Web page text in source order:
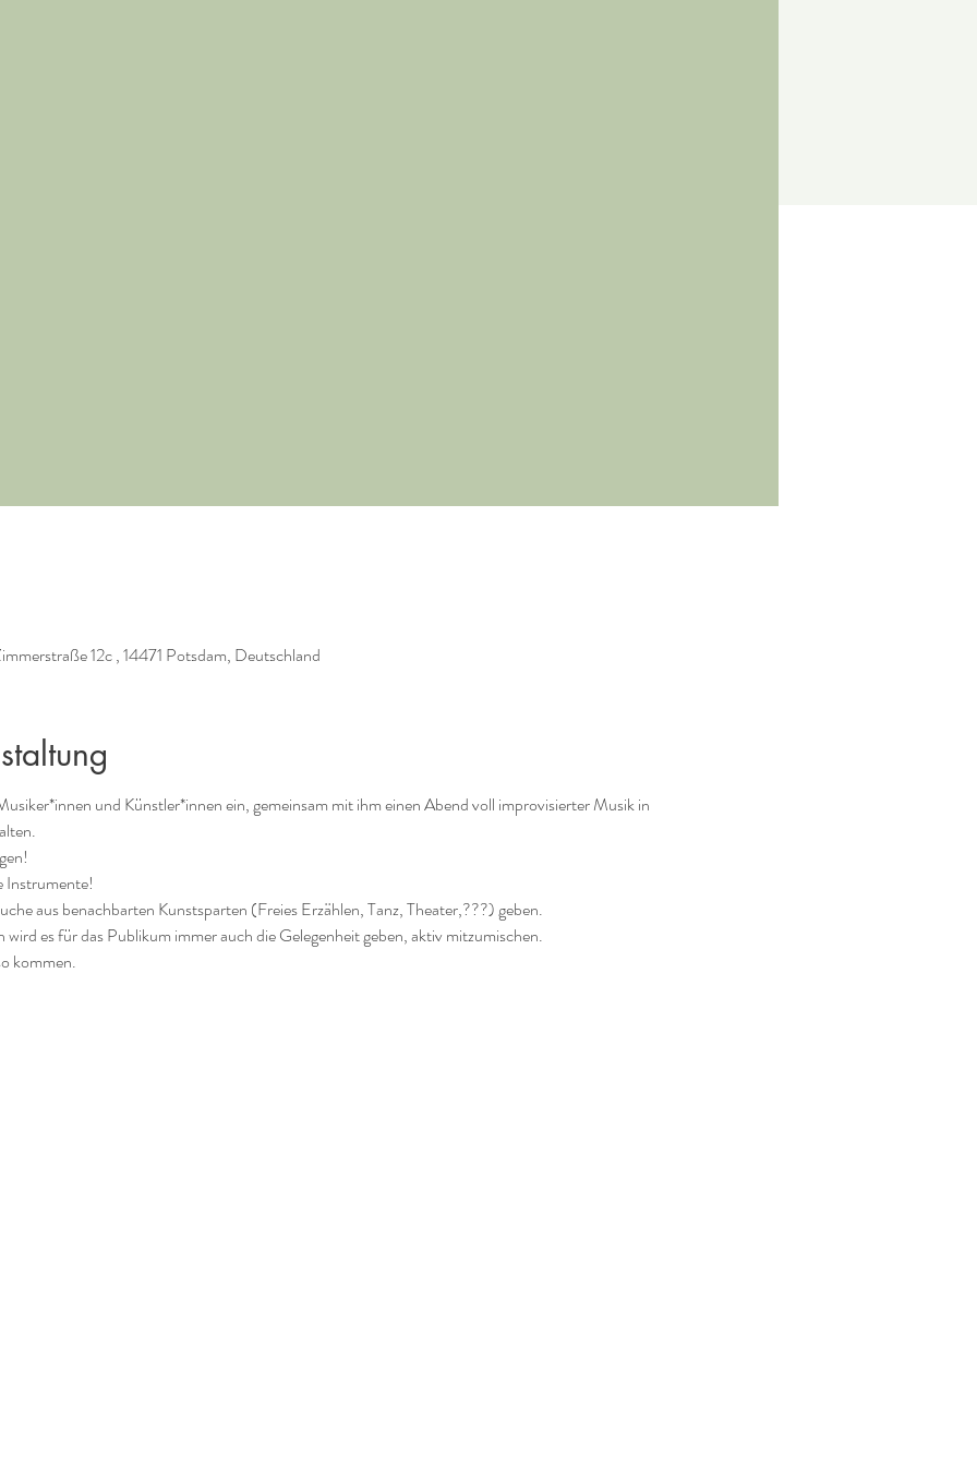
12c , 14471 Potsdam, Deutschland
und Künstler*innen ein, gemeinsam mit ihm einen Abend voll improvisierter Musik in
Instrumente!
aus benachbarten Kunstsparten (Freies Erzählen, Tanz, Theater,???) geben.
es für das Publikum immer auch die Gelegenheit geben, aktiv mitzumischen.
kommen.